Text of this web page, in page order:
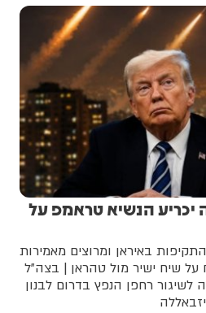
יכריע הנשיא טראמפ על
באיראן ומרוצים מאמירות
על שיח ישיר מול טהראן | בצה"ל
לשיגור רחפן הנפץ בדרום לבנון